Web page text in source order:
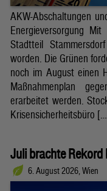
AKW-Abschaltungen
Energieversorgung
Stadtteil
worden. Die Grünen
noch im August einen
Maßnahmenplan
erarbeitet werden.
Krisensicherheitsbüro
Juli brachte
6. August 2026, Wien